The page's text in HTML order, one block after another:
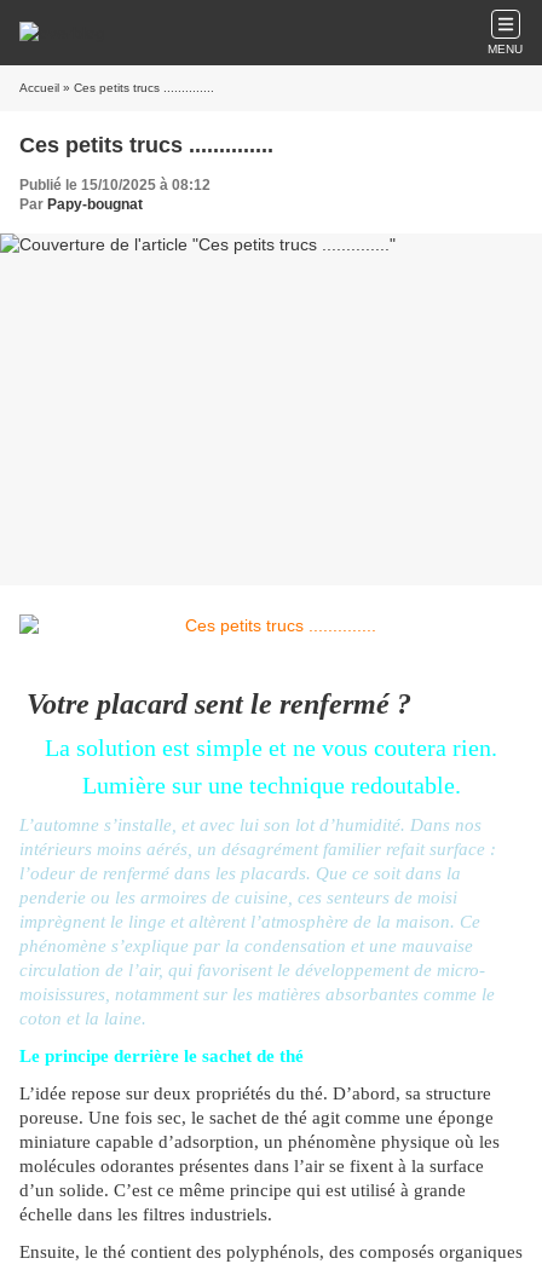
MENU
Accueil » Ces petits trucs ..............
Ces petits trucs ..............
Publié le 15/10/2025 à 08:12
Par Papy-bougnat
Votre placard sent le renfermé ?
La solution est simple et ne vous coutera rien.
Lumière sur une technique redoutable.
L’automne s’installe, et avec lui son lot d’humidité. Dans nos
intérieurs moins aérés, un désagrément familier refait surface :
l’odeur de renfermé dans les placards. Que ce soit dans la
penderie ou les armoires de cuisine, ces senteurs de moisi
imprègnent le linge et altèrent l’atmosphère de la maison. Ce
phénomène s’explique par la condensation et une mauvaise
circulation de l’air, qui favorisent le développement de micro-
moisissures, notamment sur les matières absorbantes comme le
coton et la laine.
Le principe derrière le sachet de thé
L’idée repose sur deux propriétés du thé. D’abord, sa structure
poreuse. Une fois sec, le sachet de thé agit comme une éponge
miniature capable d’adsorption, un phénomène physique où les
molécules odorantes présentes dans l’air se fixent à la surface
d’un solide. C’est ce même principe qui est utilisé à grande
échelle dans les filtres industriels.
Ensuite, le thé contient des polyphénols, des composés organiques